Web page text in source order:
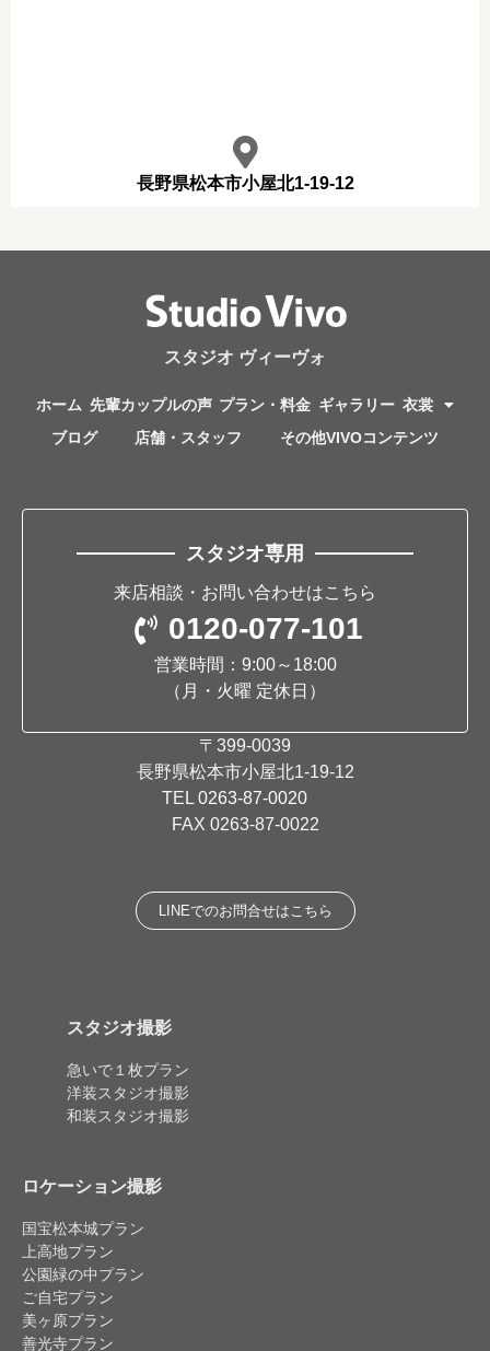
長野県松本市小屋北1-19-12
スタジオ ヴィーヴォ
ホーム 先輩カップルの声 プラン・料金 ギャラリー 衣裳
ブログ
店舗・スタッフ その他VIVOコンテンツ
スタジオ専用
来店相談・お問い合わせはこちら
0120-077-101
営業時間：9:00～18:00
（月・火曜 定休日）
〒399-0039
長野県松本市小屋北1-19-12
TEL 0263-87-0020
FAX 0263-87-0022
LINEでのお問合せはこちら
スタジオ撮影
急いで１枚プラン
洋装スタジオ撮影
和装スタジオ撮影
ロケーション撮影
国宝松本城プラン
上高地プラン
公園緑の中プラン
ご自宅プラン
美ヶ原プラン
善光寺プラン